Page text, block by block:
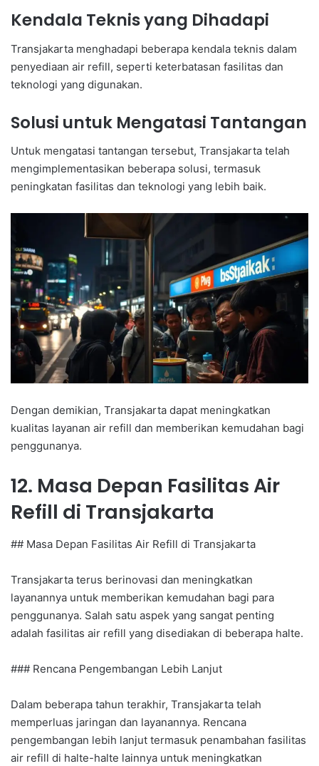
Kendala Teknis yang Dihadapi
Transjakarta menghadapi beberapa kendala teknis dalam
penyediaan air refill, seperti keterbatasan fasilitas dan
teknologi yang digunakan.
Solusi untuk Mengatasi Tantangan
Untuk mengatasi tantangan tersebut, Transjakarta telah
mengimplementasikan beberapa solusi, termasuk
peningkatan fasilitas dan teknologi yang lebih baik.
Dengan demikian, Transjakarta dapat meningkatkan
kualitas layanan air refill dan memberikan kemudahan bagi
penggunanya.
12. Masa Depan Fasilitas Air
Refill di Transjakarta
## Masa Depan Fasilitas Air Refill di Transjakarta
Transjakarta terus berinovasi dan meningkatkan
layanannya untuk memberikan kemudahan bagi para
penggunanya. Salah satu aspek yang sangat penting
adalah fasilitas air refill yang disediakan di beberapa halte.
### Rencana Pengembangan Lebih Lanjut
Dalam beberapa tahun terakhir, Transjakarta telah
memperluas jaringan dan layanannya. Rencana
pengembangan lebih lanjut termasuk penambahan fasilitas
air refill di halte-halte lainnya untuk meningkatkan